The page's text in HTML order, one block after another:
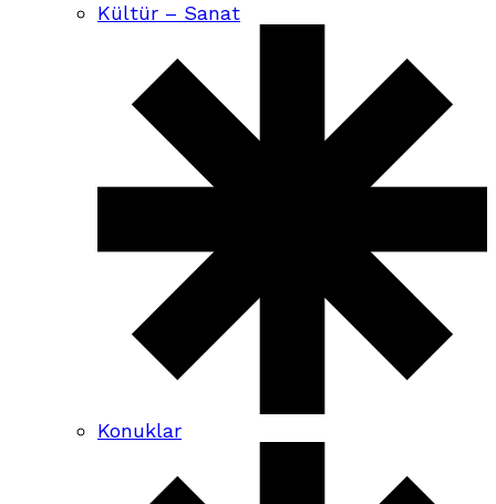
Kültür – Sanat
Konuklar